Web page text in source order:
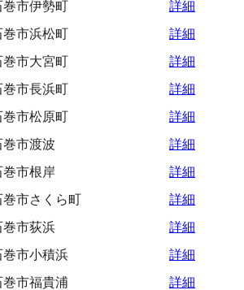
巻市伊勢町
詳細
巻市浜松町
詳細
巻市大宮町
詳細
巻市長浜町
詳細
巻市松原町
詳細
市渡波
詳細
市根岸
詳細
巻市さくら町
詳細
巻市荻浜
詳細
巻市小積浜
詳細
市福貴浦
詳細